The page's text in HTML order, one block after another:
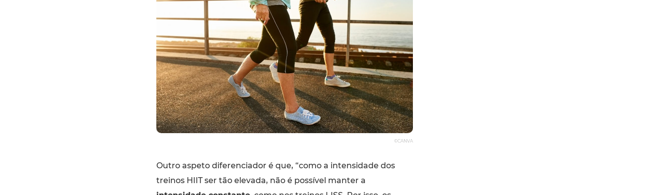
©CANVA
Outro aspeto diferenciador é que, “como a intensidade dos
treinos HIIT ser tão elevada, não é possível manter a